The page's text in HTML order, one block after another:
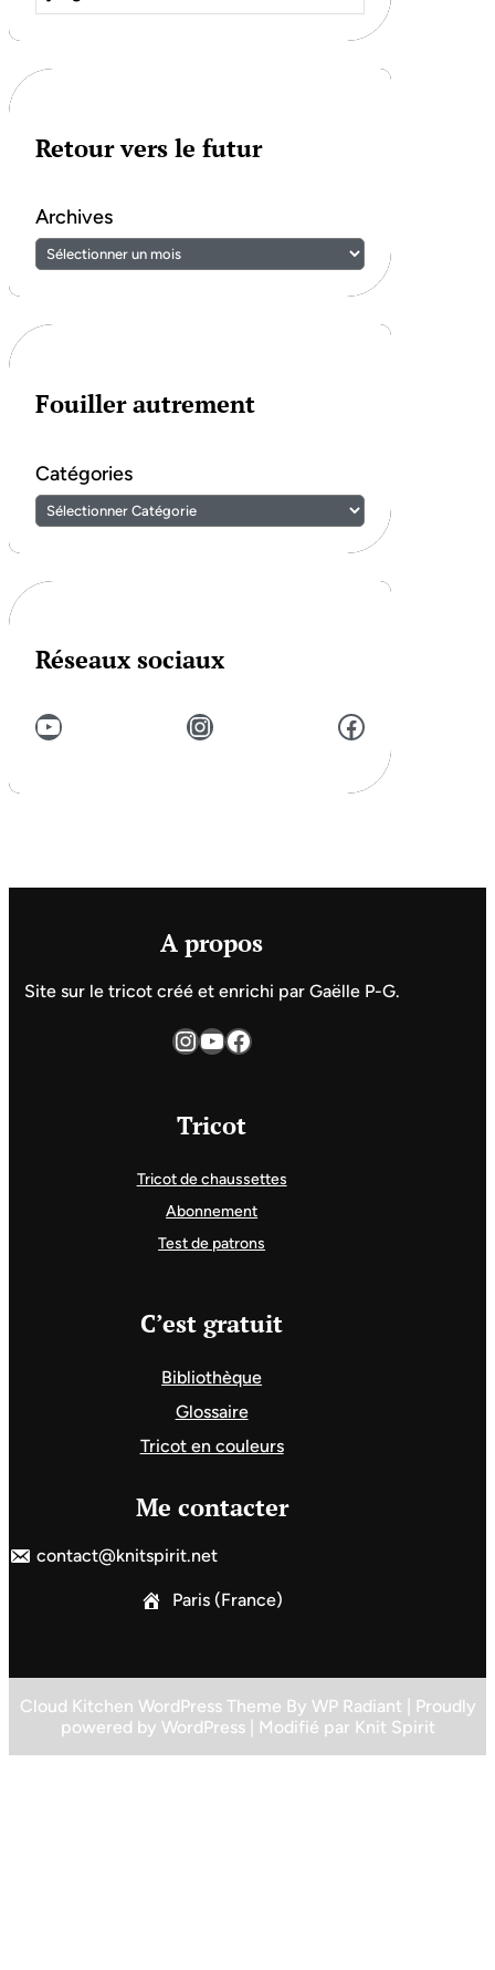
Retour vers le futur
Archives
Fouiller autrement
Catégories
Réseaux sociaux
YouTube Instagram Facebook
A propos
Site sur le tricot créé et enrichi par Gaëlle P-G.
InstagramYouTube Facebook
Tricot
Tricot de chaussettes
Abonnement
Test de patrons
C’est gratuit
Bibliothèque
Glossaire
Tricot en couleurs
Me contacter
contact@knitspirit.net
Paris (France)
Cloud Kitchen WordPress Theme By WP Radiant | Proudly
powered by WordPress| Modifié par Knit Spirit